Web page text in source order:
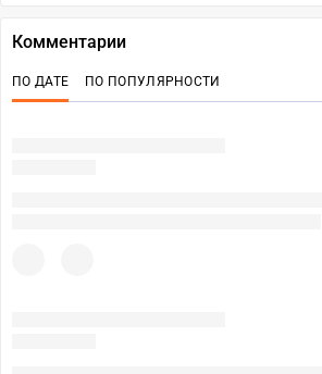
Комментарии
ПО ДАТЕ ПО ПОПУЛЯРНОСТИ